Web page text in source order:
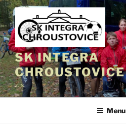
Přejít
k
obsahu
webu
SK INTEGRA
CHROUSTOVICE
z. s.
Menu